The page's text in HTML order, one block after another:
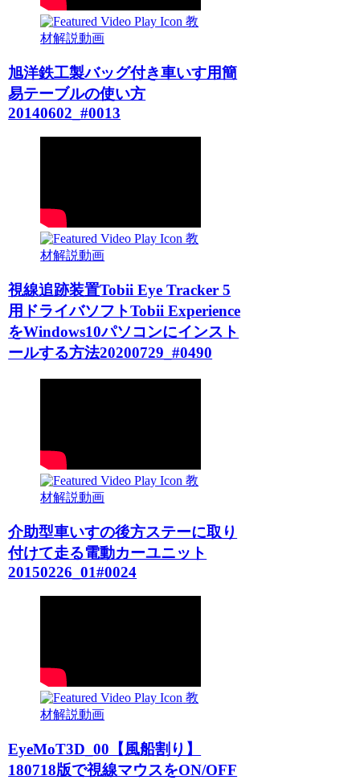
教
材解説動画
旭洋鉄工製バッグ付き車いす用簡
易テーブルの使い方
20140602_#0013
教
材解説動画
視線追跡装置Tobii Eye Tracker 5
用ドライバソフトTobii Experience
をWindows10パソコンにインスト
ールする方法20200729_#0490
教
材解説動画
介助型車いすの後方ステーに取り
付けて走る電動カーユニット
20150226_01#0024
教
材解説動画
EyeMoT3D_00【風船割り】
180718版で視線マウスをON/OFF